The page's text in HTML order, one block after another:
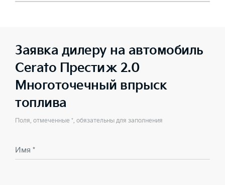
Заявка дилеру на автомобиль
Cerato Престиж 2.0
Многоточечный впрыск
топлива
Поля, отмеченные *, обязательны для заполнения
Имя *